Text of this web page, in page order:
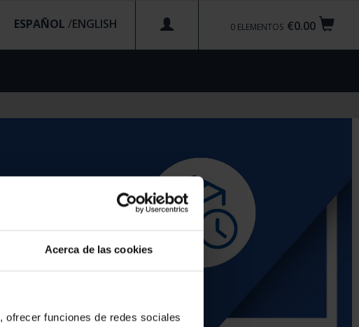
Acerca de las cookies
ofrecer funciones de redes sociales
€0.00
0 ELEMENTOS
ESPAÑOL /